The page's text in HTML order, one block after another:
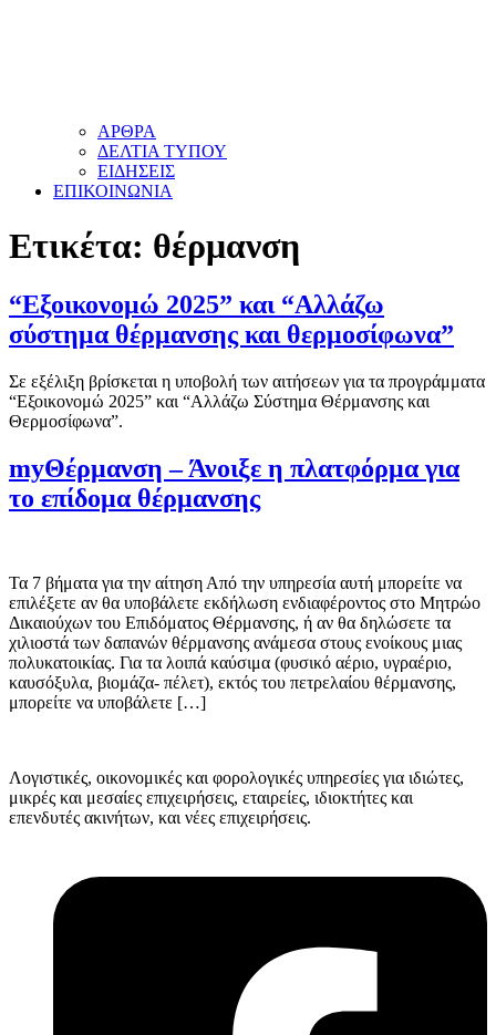
ΑΡΘΡΑ
ΔΕΛΤΙΑ ΤΥΠΟΥ
ΕΙΔΗΣΕΙΣ
ΕΠΙΚΟΙΝΩΝΙΑ
Ετικέτα: θέρμανση
“Εξοικονομώ 2025” και “Αλλάζω
σύστημα θέρμανσης και θερμοσίφωνα”
Σε εξέλιξη βρίσκεται η υποβολή των αιτήσεων για τα προγράμματα
“Εξοικονομώ 2025” και “Αλλάζω Σύστημα Θέρμανσης και
Θερμοσίφωνα”.
myΘέρμανση – Άνοιξε η πλατφόρμα για
το επίδομα θέρμανσης
Τα 7 βήματα για την αίτηση Από την υπηρεσία αυτή μπορείτε να
επιλέξετε αν θα υποβάλετε εκδήλωση ενδιαφέροντος στο Μητρώο
Δικαιούχων του Επιδόματος Θέρμανσης, ή αν θα δηλώσετε τα
χιλιοστά των δαπανών θέρμανσης ανάμεσα στους ενοίκους μιας
πολυκατοικίας. Για τα λοιπά καύσιμα (φυσικό αέριο, υγραέριο,
καυσόξυλα, βιομάζα- πέλετ), εκτός του πετρελαίου θέρμανσης,
μπορείτε να υποβάλετε […]
Λογιστικές, οικονομικές και φορολογικές υπηρεσίες για ιδιώτες,
μικρές και μεσαίες επιχειρήσεις, εταιρείες, ιδιοκτήτες και
επενδυτές ακινήτων, και νέες επιχειρήσεις.